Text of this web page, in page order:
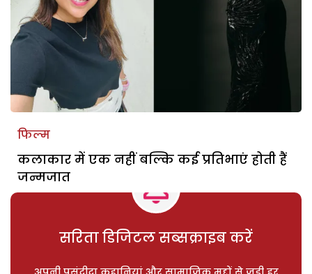
फिल्म
कलाकार में एक नहीं बल्कि कई प्रतिभाएं होती हैं
जन्मजात
सरिता डिजिटल सब्सक्राइब करें